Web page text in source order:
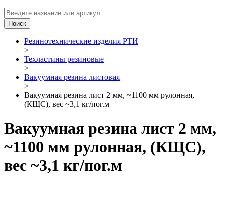
Резинотехнические изделия РТИ
>
Техластины резиновые
>
Вакуумная резина листовая
>
Вакуумная резина лист 2 мм, ~1100 мм рулонная,
(КЩС), вес ~3,1 кг/пог.м
Вакуумная резина лист 2 мм,
~1100 мм рулонная, (КЩС),
вес ~3,1 кг/пог.м